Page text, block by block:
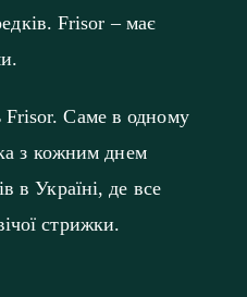
Frisor – має
Frisor. Саме в одному
з кожним днем
в Україні, де все
стрижки.